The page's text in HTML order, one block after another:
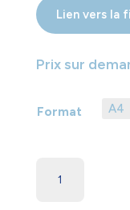
Lien vers la
Prix sur
Format